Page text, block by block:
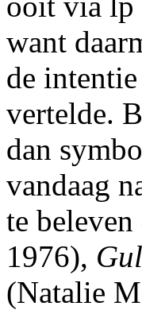
want
de
vertelde.
dan
vandaag
te
1976),
(Natalie